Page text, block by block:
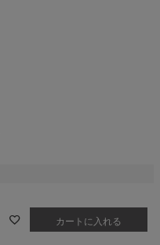
カートに入れる